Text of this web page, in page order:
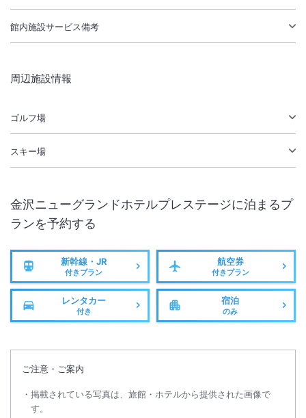
館内施設サービス備考
周辺施設情報
ゴルフ場
スキー場
金沢ニューグランドホテルプレステージに泊まるプ
ランを予約する
新幹線・JR
付きプラン
航空券
付きプラン
レンタカー
付き
宿泊
のみ
ご注意・ご案内
掲載されている写真は、旅館・ホテルから提供された画像で
す。